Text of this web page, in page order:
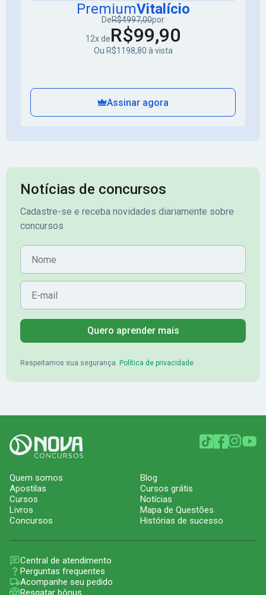
PremiumVitalício
DeR$4997,00por
12x deR$99,90
Ou R$1198,80 à vista
Assinar agora
Notícias de concursos
Cadastre-se e receba novidades diariamente sobre
concursos
Nome
E-mail
Quero aprender mais
Respeitamos sua segurança. Política de privacidade
Quem somos
Apostilas
Cursos
Livros
Concursos
Blog
Cursos grátis
Notícias
Mapa de Questões
Histórias de sucesso
Central de atendimento
Perguntas frequentes
Acompanhe seu pedido
Resgatar bônus